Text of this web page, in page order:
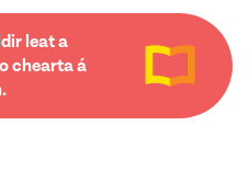
leat a
chearta á